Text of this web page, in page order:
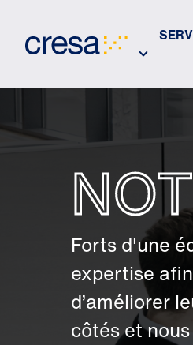
Main
Forts d'une
expertise
d’améliorer
côtés et